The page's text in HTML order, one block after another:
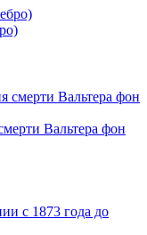
Вальтера фон